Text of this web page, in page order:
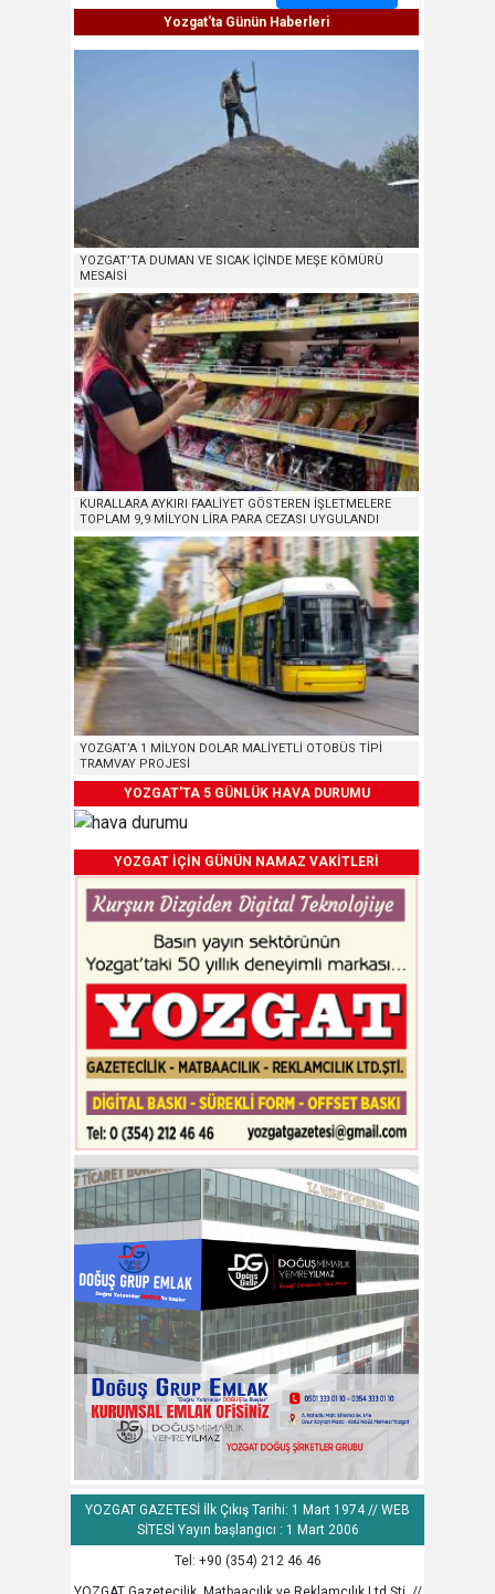
Yozgat'ta Günün Haberleri
YOZGAT’TA DUMAN VE SICAK İÇİNDE MEŞE KÖMÜRÜ
MESAİSİ
KURALLARA AYKIRI FAALİYET GÖSTEREN İŞLETMELERE
TOPLAM 9,9 MİLYON LİRA PARA CEZASI UYGULANDI
YOZGAT’A 1 MİLYON DOLAR MALİYETLİ OTOBÜS TİPİ
TRAMVAY PROJESİ
YOZGAT'TA 5 GÜNLÜK HAVA DURUMU
YOZGAT İÇİN GÜNÜN NAMAZ VAKİTLERİ
YOZGAT GAZETESİ İlk Çıkış Tarihi: 1 Mart 1974 // WEB
SİTESİ Yayın başlangıcı : 1 Mart 2006
Tel: +90 (354) 212 46 46